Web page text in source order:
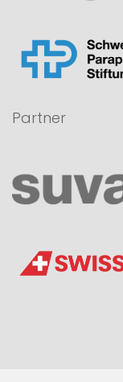
Partner